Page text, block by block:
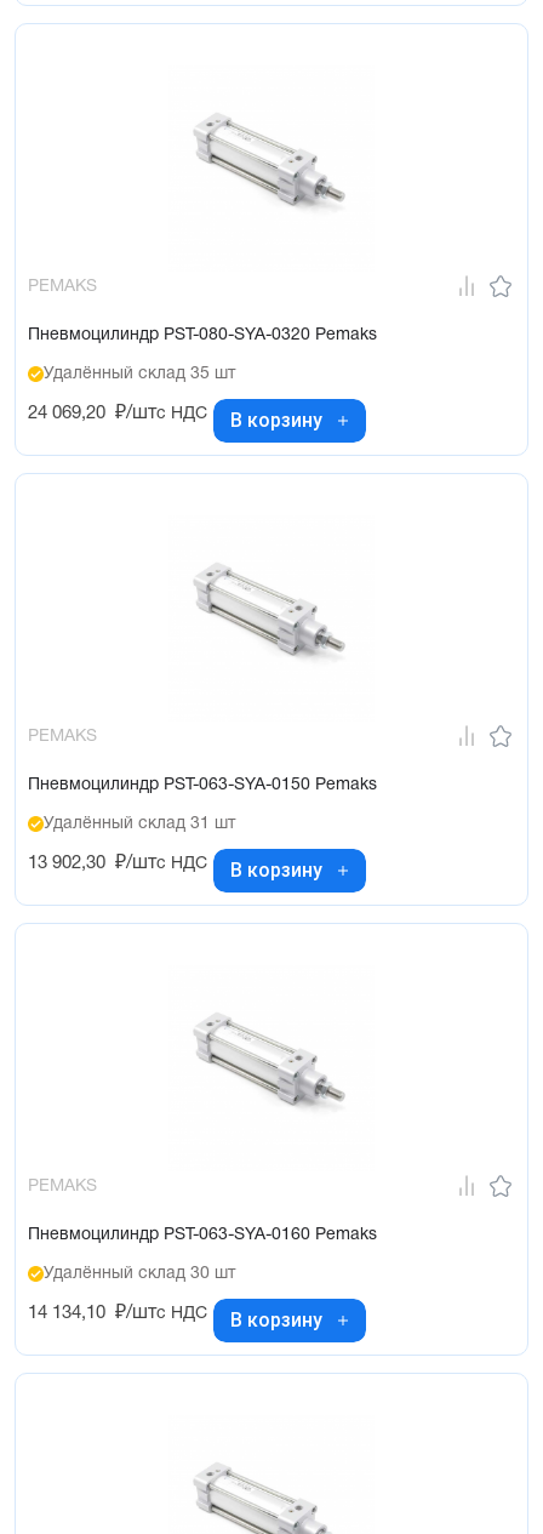
PEMAKS
Пневмоцилиндр PST-080-SYA-0320 Pemaks
Удалённый склад 35 шт
24 069,20 ₽/штс НДС В корзину
PEMAKS
Пневмоцилиндр PST-063-SYA-0150 Pemaks
Удалённый склад 31 шт
13 902,30 ₽/штс НДС В корзину
PEMAKS
Пневмоцилиндр PST-063-SYA-0160 Pemaks
Удалённый склад 30 шт
14 134,10 ₽/штс НДС В корзину